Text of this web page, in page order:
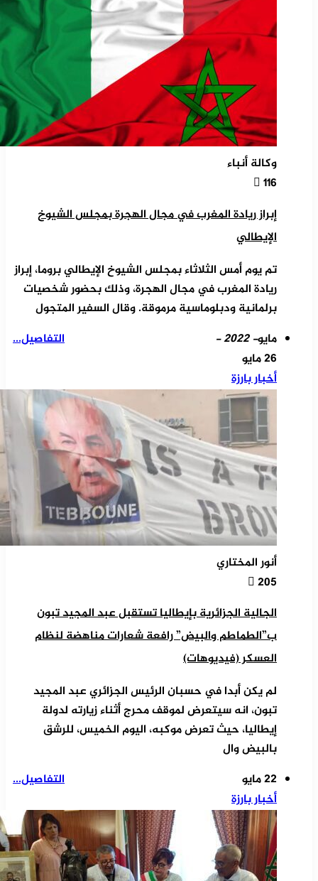
وكالة أنباء
116
إبراز ريادة المغرب في مجال الهجرة بمجلس الشيوخ
الإيطالي
تم يوم أمس الثلاثاء بمجلس الشيوخ الإيطالي بروما، إبراز
ريادة المغرب في مجال الهجرة، وذلك بحضور شخصيات
برلمانية ودبلوماسية مرموقة. وقال السفير المتجول
التفاصيل...
مايو- 2022 -
26 مايو
أخبار بارزة
أنور المختاري
205
الجالية الجزائرية بإيطاليا تستقبل عبد المجيد تبون
ب”الطماطم والبيض” رافعة شعارات مناهضة لنظام
العسكر (فيديوهات)
لم يكن أبدا في حسبان الرئيس الجزائري عبد المجيد
تبون، انه سيتعرض لموقف محرج أثناء زيارته لدولة
إيطاليا، حيث تعرض موكبه، اليوم الخميس، للرشق
بالبيض وال
التفاصيل...
22 مايو
أخبار بارزة